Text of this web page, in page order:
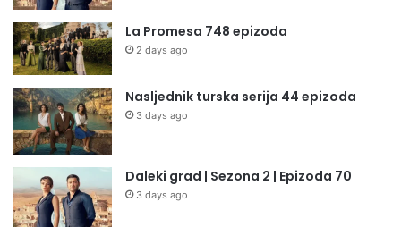
La Promesa 748 epizoda
2 days ago
Nasljednik turska serija 44 epizoda
3 days ago
Daleki grad | Sezona 2 | Epizoda 70
3 days ago